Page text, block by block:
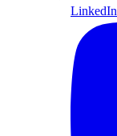
LinkedIn